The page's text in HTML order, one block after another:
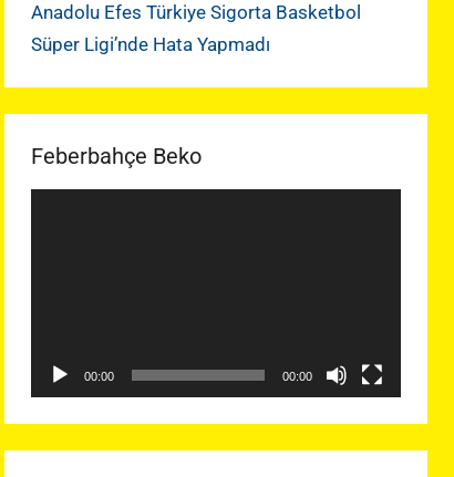
Anadolu Efes Türkiye Sigorta Basketbol
Süper Ligi’nde Hata Yapmadı
Feberbahçe Beko
00:00 00:00